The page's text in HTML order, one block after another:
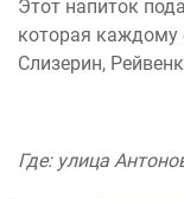
Этот напиток
которая каждому
Слизерин,
Где: улица